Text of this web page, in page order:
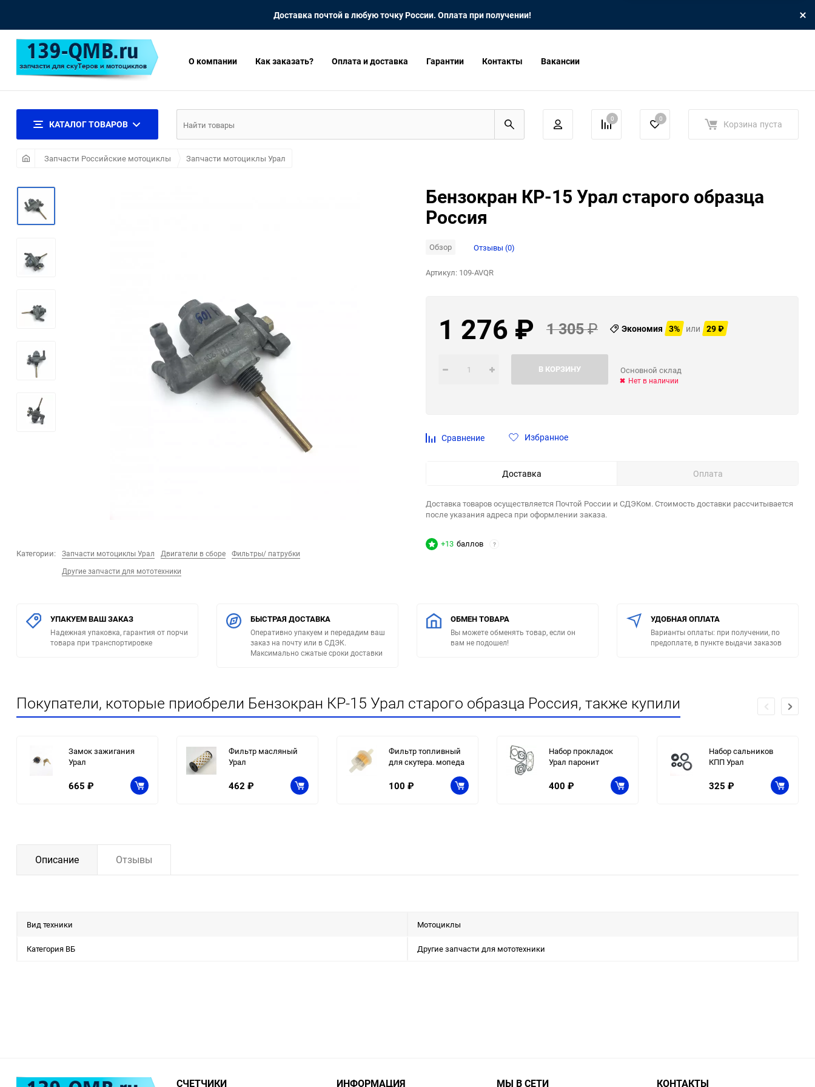
Доставка почтой в любую точку России. Оплата при получении!
О компании Как заказать? Оплата и доставка Гарантии Контакты Вакансии
КАТАЛОГ ТОВАРОВ 0 0 Корзина пуста
Запчасти Российские мотоциклы Запчасти мотоциклы Урал
Категории: Запчасти мотоциклы Урал Двигатели в сборе
Фильтры/ патрубки
Другие запчасти для мототехники
Бензокран КР-15 Урал старого образца
Россия
Обзор Отзывы (0)
Артикул: 109-AVQR
1 276 ₽ 1 305₽ Экономия 3% или 29₽
В КОРЗИНУ Основной склад
Нет в наличии
Сравнение Избранное
Доставка Оплата
Доставка товаров осуществляется Почтой России и СДЭКом. Стоимость доставки рассчитывается
после указания адреса при оформлении заказа.
+13 баллов ?
УПАКУЕМ ВАШ ЗАКАЗ
Надежная упаковка, гарантия от порчи
товара при транспортировке
БЫСТРАЯ ДОСТАВКА
Оперативно упакуем и передадим ваш
заказ на почту или в СДЭК.
Максимально сжатые сроки доставки
ОБМЕН ТОВАРА
Вы можете обменять товар, если он
вам не подошел!
УДОБНАЯ ОПЛАТА
Варианты оплаты: при получении, по
предоплате, в пункте выдачи заказов
Покупатели, которые приобрели Бензокран КР-15 Урал старого образца Россия, также купили
Замок зажигания
Урал
665 ₽
Фильтр масляный
Урал
462 ₽
Фильтр топливный
для скутера. мопеда
100 ₽
Набор прокладок
Урал паронит
400 ₽
Набор сальников
КПП Урал
325 ₽
Описание Отзывы
Вид техники Мотоциклы
Категория ВБ Другие запчасти для мототехники
СЧЕТЧИКИ ИНФОРМАЦИЯ МЫ В СЕТИ КОНТАКТЫ